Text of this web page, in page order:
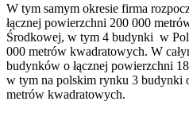
W tym samym okresie firma
łącznej powierzchni 200 000
Środkowej, w tym 4 budynki w
000 metrów kwadratowych. W
budynków o łącznej powierzchni
w tym na polskim rynku 3 budynki
metrów kwadratowych.